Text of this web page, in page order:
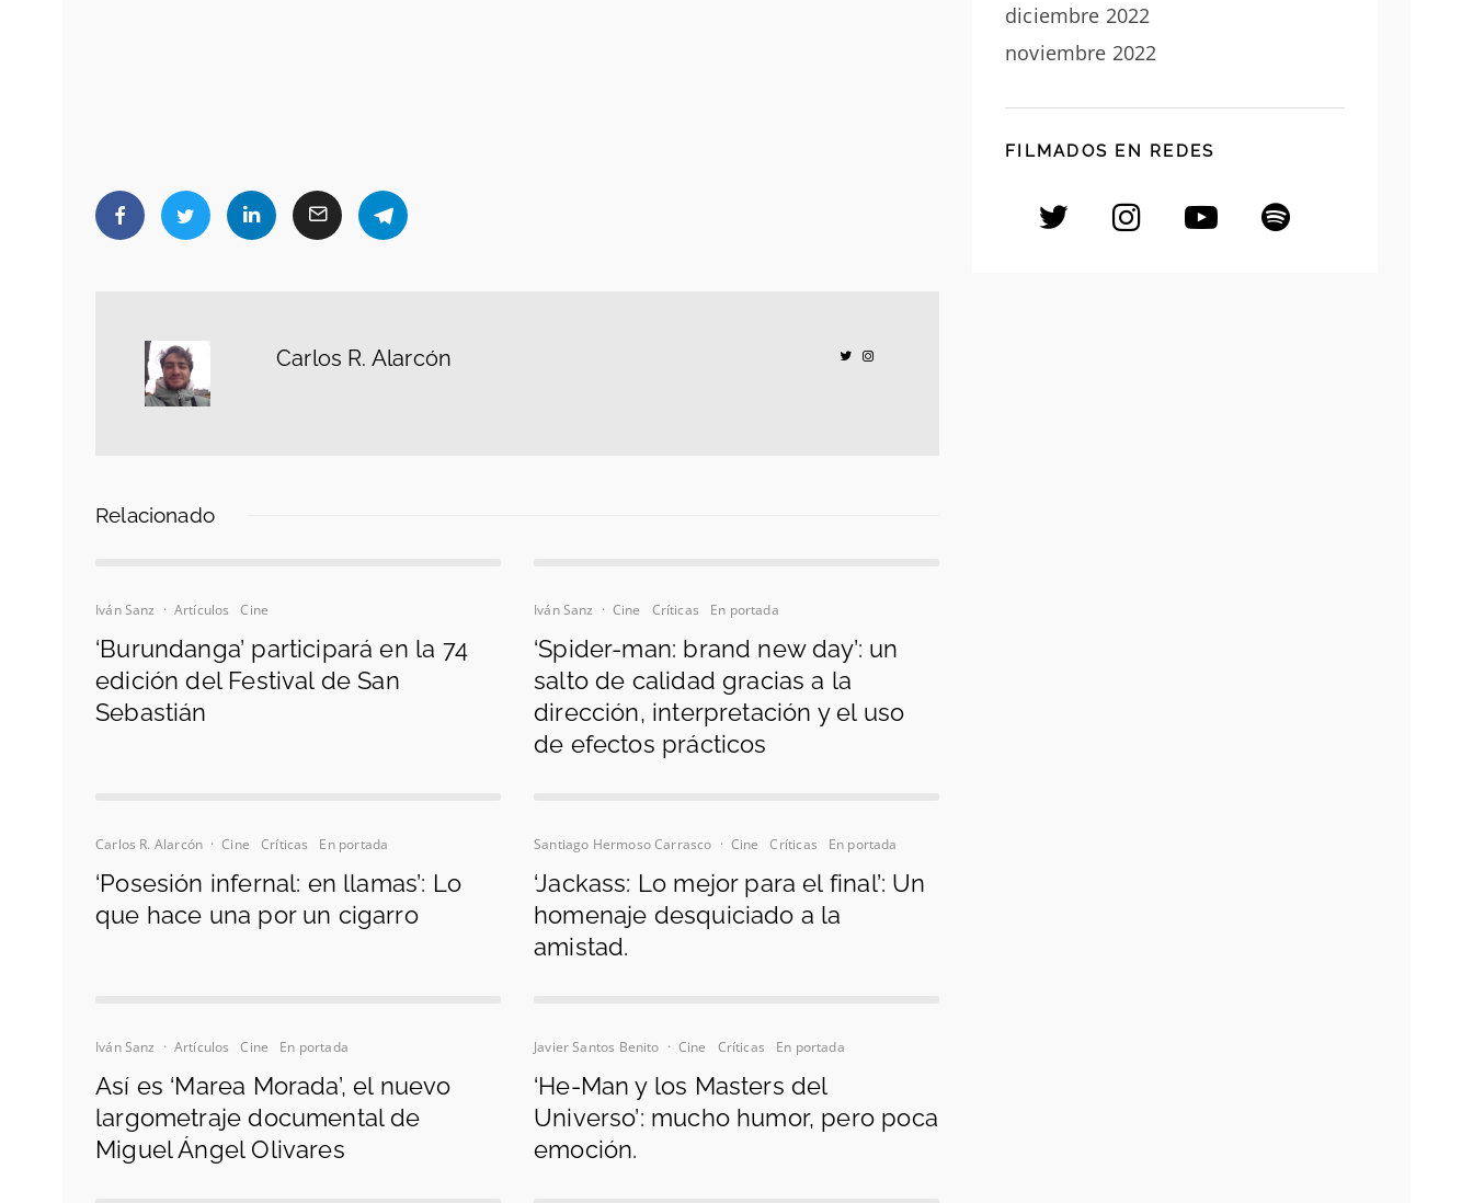
Carlos R. Alarcón
Relacionado
Iván Sanz · Artículos Cine
‘Burundanga’ participará en la 74
edición del Festival de San
Sebastián
Iván Sanz · Cine Críticas En portada
‘Spider-man: brand new day’: un
salto de calidad gracias a la
dirección, interpretación y el uso
de efectos prácticos
Carlos R. Alarcón · Cine Críticas En portada
‘Posesión infernal: en llamas’: Lo
que hace una por un cigarro
Santiago Hermoso Carrasco · Cine Críticas En portada
‘Jackass: Lo mejor para el final’: Un
homenaje desquiciado a la
amistad.
Iván Sanz · Artículos Cine En portada
Así es ‘Marea Morada’, el nuevo
largometraje documental de
Miguel Ángel Olivares
Javier Santos Benito · Cine Críticas En portada
‘He-Man y los Masters del
Universo’: mucho humor, pero poca
emoción.
diciembre 2022
noviembre 2022
FILMADOS EN REDES